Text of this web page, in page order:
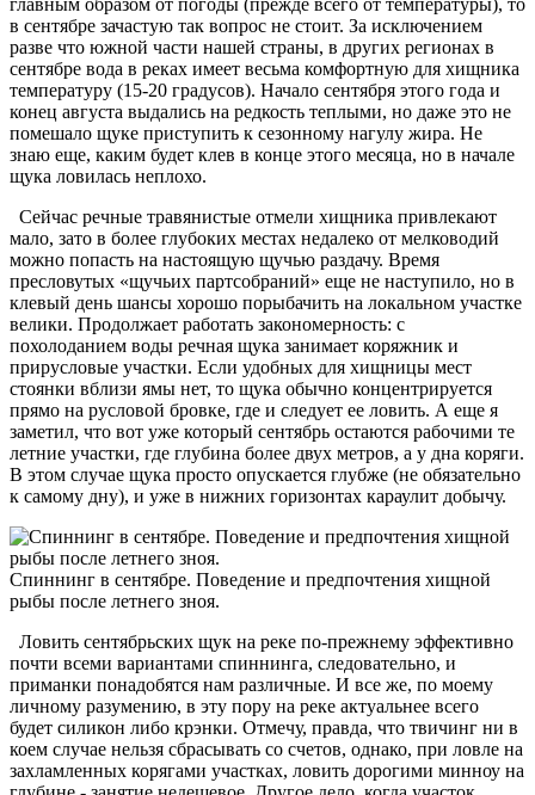
в сентябре зачастую так вопрос не стоит. За исключением
разве что южной части нашей страны, в других регионах в
сентябре вода в реках имеет весьма комфортную для хищника
температуру (15-20 градусов). Начало сентября этого года и
конец августа выдались на редкость теплыми, но даже это не
помешало щуке приступить к сезонному нагулу жира. Не
знаю еще, каким будет клев в конце этого месяца, но в начале
щука ловилась неплохо.
Сейчас речные травянистые отмели хищника привлекают
мало, зато в более глубоких местах недалеко от мелководий
можно попасть на настоящую щучью раздачу. Время
пресловутых «щучьих партсобраний» еще не наступило, но в
клевый день шансы хорошо порыбачить на локальном участке
велики. Продолжает работать закономерность: с
похолоданием воды речная щука занимает коряжник и
прирусловые участки. Если удобных для хищницы мест
стоянки вблизи ямы нет, то щука обычно концентрируется
прямо на русловой бровке, где и следует ее ловить. А еще я
заметил, что вот уже который сентябрь остаются рабочими те
летние участки, где глубина более двух метров, а у дна коряги.
В этом случае щука просто опускается глубже (не обязательно
к самому дну), и уже в нижних горизонтах караулит добычу.
Спиннинг в сентябре. Поведение и предпочтения хищной
рыбы после летнего зноя.
Ловить сентябрьских щук на реке по-прежнему эффективно
почти всеми вариантами спиннинга, следовательно, и
приманки понадобятся нам различные. И все же, по моему
личному разумению, в эту пору на реке актуальнее всего
будет силикон либо крэнки. Отмечу, правда, что твичинг ни в
коем случае нельзя сбрасывать со счетов, однако, при ловле на
захламленных корягами участках, ловить дорогими минноу на